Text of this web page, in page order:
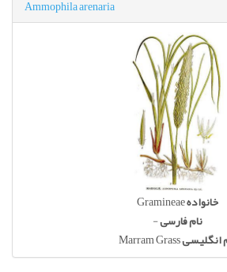
Ammophila arenaria
خانوادهGramineae
نام فارسی-
انگلیسیMarram Grass